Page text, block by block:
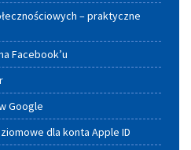
– praktyczne
Facebook’u
Google
dla konta Apple ID